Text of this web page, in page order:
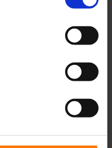
op de